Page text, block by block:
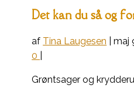
Det kan du så og
af Tina Laugesen |maj
0
Grøntsager og